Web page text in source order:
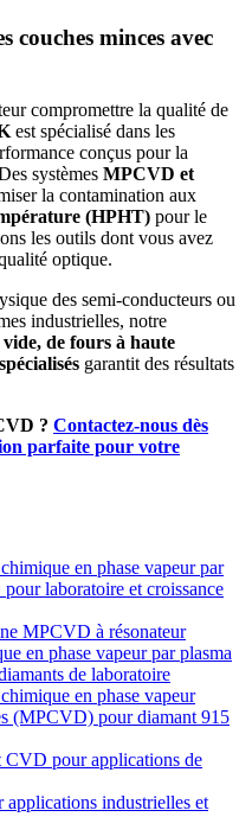
couches minces avec
compromettre la qualité de
est spécialisé dans les
conçus pour la
systèmes MPCVD et
la contamination aux
(HPHT) pour le
les outils dont vous avez
optique.
des semi-conducteurs ou
industrielles, notre
vide, de fours à haute
garantit des résultats
? Contactez-nous dès
parfaite pour votre
en phase vapeur par
laboratoire et croissance
MPCVD à résonateur
en phase vapeur par plasma
de laboratoire
en phase vapeur
(MPCVD) pour diamant 915
CVD pour applications de
industrielles et